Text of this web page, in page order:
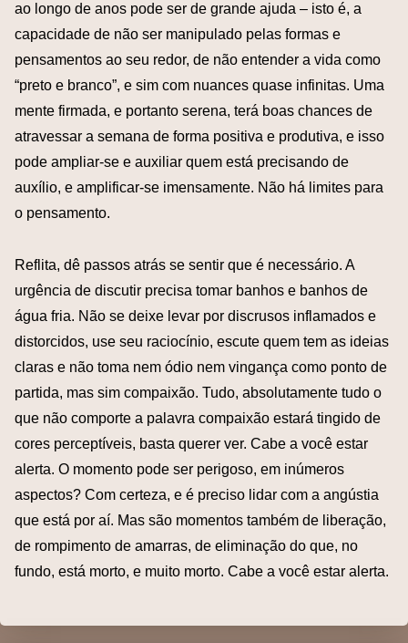
ao longo de anos pode ser de grande ajuda – isto é, a
capacidade de não ser manipulado pelas formas e
pensamentos ao seu redor, de não entender a vida como
“preto e branco”, e sim com nuances quase infinitas. Uma
mente firmada, e portanto serena, terá boas chances de
atravessar a semana de forma positiva e produtiva, e isso
pode ampliar-se e auxiliar quem está precisando de
auxílio, e amplificar-se imensamente. Não há limites para
o pensamento.
Reflita, dê passos atrás se sentir que é necessário. A
urgência de discutir precisa tomar banhos e banhos de
água fria. Não se deixe levar por discrusos inflamados e
distorcidos, use seu raciocínio, escute quem tem as ideias
claras e não toma nem ódio nem vingança como ponto de
partida, mas sim compaixão. Tudo, absolutamente tudo o
que não comporte a palavra compaixão estará tingido de
cores perceptíveis, basta querer ver. Cabe a você estar
alerta. O momento pode ser perigoso, em inúmeros
aspectos? Com certeza, e é preciso lidar com a angústia
que está por aí. Mas são momentos também de liberação,
de rompimento de amarras, de eliminação do que, no
fundo, está morto, e muito morto. Cabe a você estar alerta.